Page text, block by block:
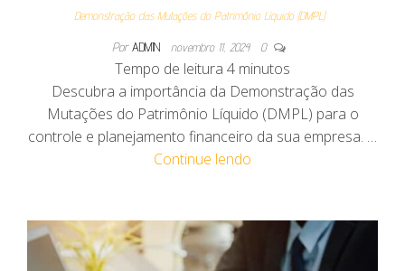
Demonstração das Mutações do Patrimônio Líquido (DMPL)
Por ADMIN novembro 11, 2024 0
Tempo de leitura 4 minutos
Descubra a importância da Demonstração das
Mutações do Patrimônio Líquido (DMPL) para o
controle e planejamento financeiro da sua empresa. …
Continue lendo